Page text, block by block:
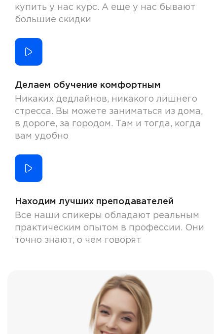
купить у нас курс. А еще у нас бывают
большие скидки
Делаем обучение комфортным
Никаких дедлайнов, никакого лишнего
стресса. Вы можете заниматься из дома,
в дороге, за городом. Там и тогда, когда
вам удобно
Находим лучших преподавателей
Все наши спикеры обладают реальным
практическим опытом в профессии. Они
точно знают, о чем говорят